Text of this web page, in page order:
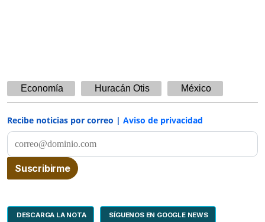
Economía Huracán Otis México
Recibe noticias por correo | Aviso de privacidad
DESCARGA LA NOTA SÍGUENOS EN GOOGLE NEWS